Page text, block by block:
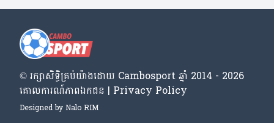
© រក្សា​សិទ្ធិ​គ្រប់​យ៉ាង​ដោយ​ Cambosport ឆ្នាំ 2014 - 2026
គោលការណ៍​ភាព​ឯកជន | Privacy Policy
Designed by Nalo RIM